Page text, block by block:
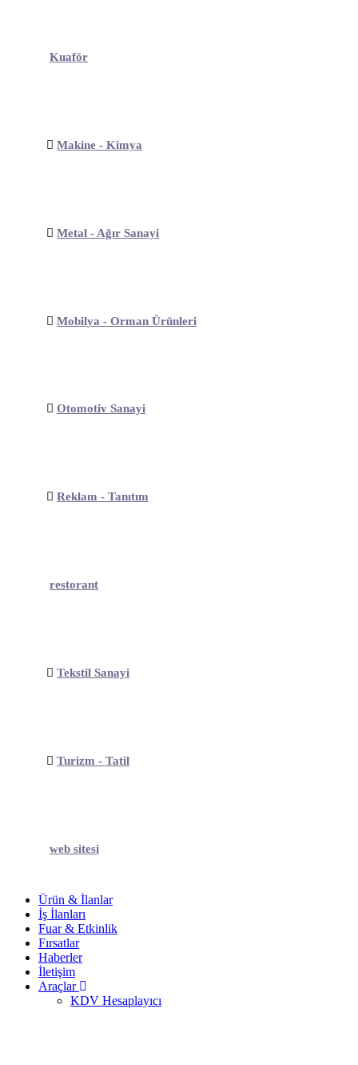
Kuaför
Makine - Kimya
Metal - Ağır Sanayi
Mobilya - Orman Ürünleri
Otomotiv Sanayi
Reklam - Tanıtım
restorant
Tekstil Sanayi
Turizm - Tatil
web sitesi
Ürün & İlanlar
İş İlanları
Fuar & Etkinlik
Fırsatlar
Haberler
İletişim
Araçlar
KDV Hesaplayıcı